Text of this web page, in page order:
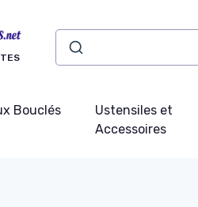
Bouclés
Ustensiles et
Accessoires